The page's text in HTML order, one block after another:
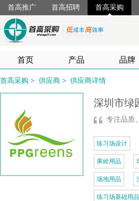
首高推广 首高招聘 首高采购
首页 产品 品牌
首高采购 > 供应商 > 供应商详情
深圳市绿
专注品质
练习场设计
果岭用品
场地用品
练习场基础用品